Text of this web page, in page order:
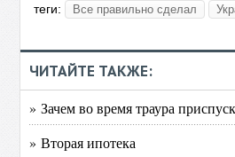
теги: Все правильно сделал
ЧИТАЙТЕ ТАКЖЕ:
» Зачем во время траура
» Вторая ипотека